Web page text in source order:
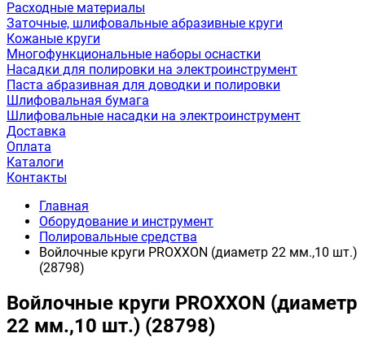
Расходные материалы
Заточные, шлифовальные абразивные круги
Кожаные круги
Многофункциональные наборы оснастки
Насадки для полировки на электроинструмент
Паста абразивная для доводки и полировки
Шлифовальная бумага
Шлифовальные насадки на электроинструмент
Доставка
Оплата
Каталоги
Контакты
Главная
Оборудование и инструмент
Полировальные средства
Войлочные круги PROXXON (диаметр 22 мм.,10 шт.)
(28798)
Войлочные круги PROXXON (диаметр
22 мм.,10 шт.) (28798)